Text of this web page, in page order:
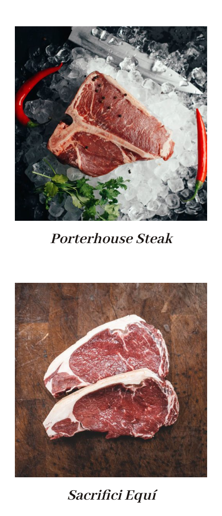
NOTICIES
CONTACTE
Porterhouse Steak
Sacrifici Equí